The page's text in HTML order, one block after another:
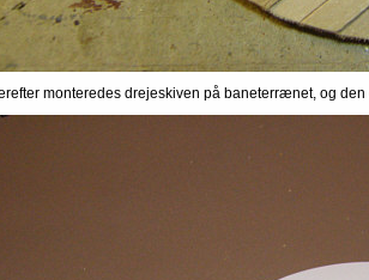
monteredes drejeskiven på baneterrænet, og